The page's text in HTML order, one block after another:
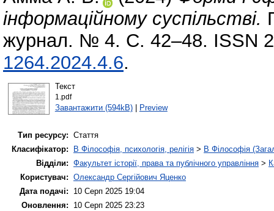
інформаційному суспільстві.
журнал. № 4. С. 42–48. ISSN
1264.2024.4.6.
Текст
1.pdf
Завантажити (594kB)| Preview
Тип ресурсу: Стаття
Класифікатор:
B Філософія, психологія, релігія > B Філософія
Відділи: Факультет історії, права та публічного управління >
Користувач: Олександр Сергійович Яценко
Дата подачі:
10 Серп 2025 19:04
Оновлення:
10 Серп 2025 23:23